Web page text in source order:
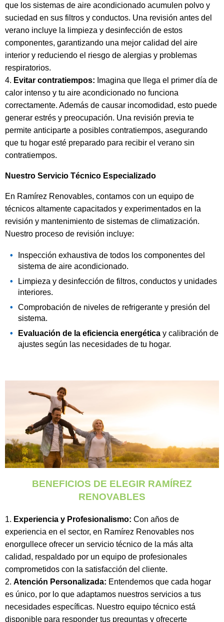
que los sistemas de aire acondicionado acumulen polvo y
suciedad en sus filtros y conductos. Una revisión antes del
verano incluye la limpieza y desinfección de estos
componentes, garantizando una mejor calidad del aire
interior y reduciendo el riesgo de alergias y problemas
respiratorios.
Evitar contratiempos: Imagina que llega el primer día de
calor intenso y tu aire acondicionado no funciona
correctamente. Además de causar incomodidad, esto puede
generar estrés y preocupación. Una revisión previa te
permite anticiparte a posibles contratiempos, asegurando
que tu hogar esté preparado para recibir el verano sin
contratiempos.
Nuestro Servicio Técnico Especializado
En Ramírez Renovables, contamos con un equipo de
técnicos altamente capacitados y experimentados en la
revisión y mantenimiento de sistemas de climatización.
Nuestro proceso de revisión incluye:
Inspección exhaustiva de todos los componentes del
sistema de aire acondicionado.
Limpieza y desinfección de filtros, conductos y unidades
interiores.
Comprobación de niveles de refrigerante y presión del
sistema.
Evaluación de la eficiencia energéticay calibración de
ajustes según las necesidades de tu hogar.
BENEFICIOS DE ELEGIR RAMÍREZ
RENOVABLES
Experiencia y Profesionalismo: Con años de
experiencia en el sector, en Ramírez Renovables nos
enorgullece ofrecer un servicio técnico de la más alta
calidad, respaldado por un equipo de profesionales
comprometidos con la satisfacción del cliente.
Atención Personalizada: Entendemos que cada hogar
es único, por lo que adaptamos nuestros servicios a tus
necesidades específicas. Nuestro equipo técnico está
disponible para responder tus preguntas y ofrecerte